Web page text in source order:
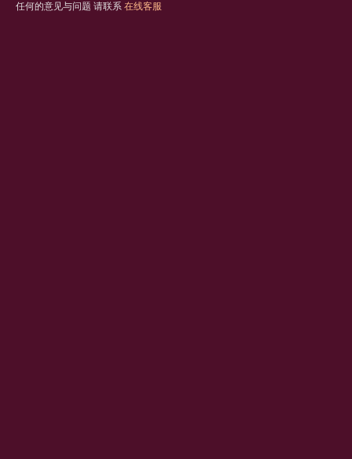
任何的意见与问题 请联系 在线客服